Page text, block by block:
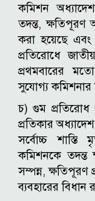
কমিশন
তদন্ত, ক্ষতিপূরণ
করা হয়েছে এবং
প্রতিরোধে
প্রথমবারের
সুযোগ্য কমিশনার
চ) গুম প্রতিরোধ
প্রতিকার
সর্বোচ্চ শাস্তি
কমিশনকে তদন্ত
সম্পন্ন, ক্ষতিপূরণ
ব্যবহারের বিধান